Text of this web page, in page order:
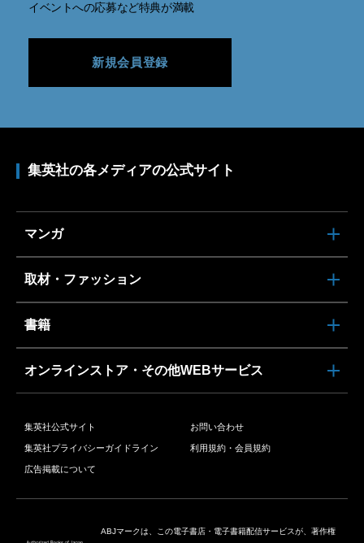
イベントへの応募など特典が満載
新規会員登録
集英社の各メディアの公式サイト
マンガ
取材・ファッション
書籍
オンラインストア・その他WEBサービス
集英社公式サイト お問い合わせ
集英社プライバシーガイドライン 利用規約・会員規約
広告掲載について
ABJマークは、この電子書店・電子書籍配信サービスが、著作権